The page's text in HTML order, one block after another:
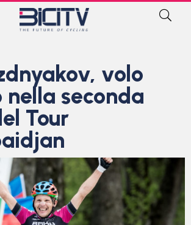
volo
nella seconda
Tour